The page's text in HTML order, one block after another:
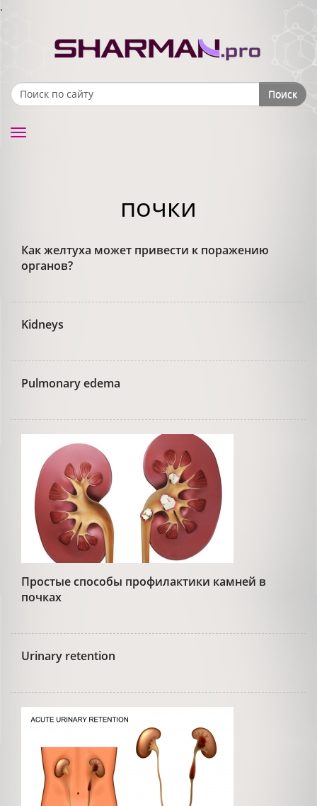
.
Search form Поиск
Toggle
почки
Как желтуха может привести к поражению
органов?
Kidneys
Pulmonary edema
Простые способы профилактики камней в
почках
Urinary retention